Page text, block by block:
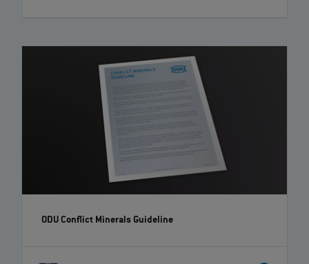
ODU Conflict Minerals Guideline